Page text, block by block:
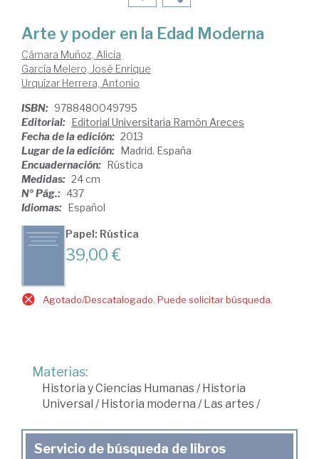
Arte y poder en la Edad Moderna
Cámara Muñoz, Alicia
García Melero, José Enrique
Urquízar Herrera, Antonio
ISBN: 9788480049795
Editorial: Editorial Universitaria Ramón Areces
Fecha de la edición: 2013
Lugar de la edición: Madrid. España
Encuadernación: Rústica
Medidas: 24 cm
Nº Pág.: 437
Idiomas: Español
Papel: Rústica
39,00 €
Agotado/Descatalogado. Puede solicitar búsqueda.
Materias:
Historia y Ciencias Humanas /Historia
Universal /Historia moderna /Las artes /
Servicio de búsqueda de libros